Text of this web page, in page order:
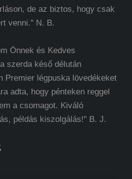
de az biztos, hogy csak
venni." N. B.
Önnek és Kedves
szerda késő délután
Premier légpuska lövedékeket
adta, hogy pénteken reggel
a csomagot. Kiváló
példás kiszolgálás!" B. J.